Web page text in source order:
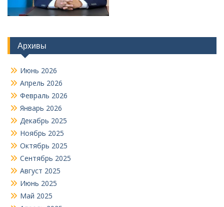
Архивы
Июнь 2026
Апрель 2026
Февраль 2026
Январь 2026
Декабрь 2025
Ноябрь 2025
Октябрь 2025
Сентябрь 2025
Август 2025
Июнь 2025
Май 2025